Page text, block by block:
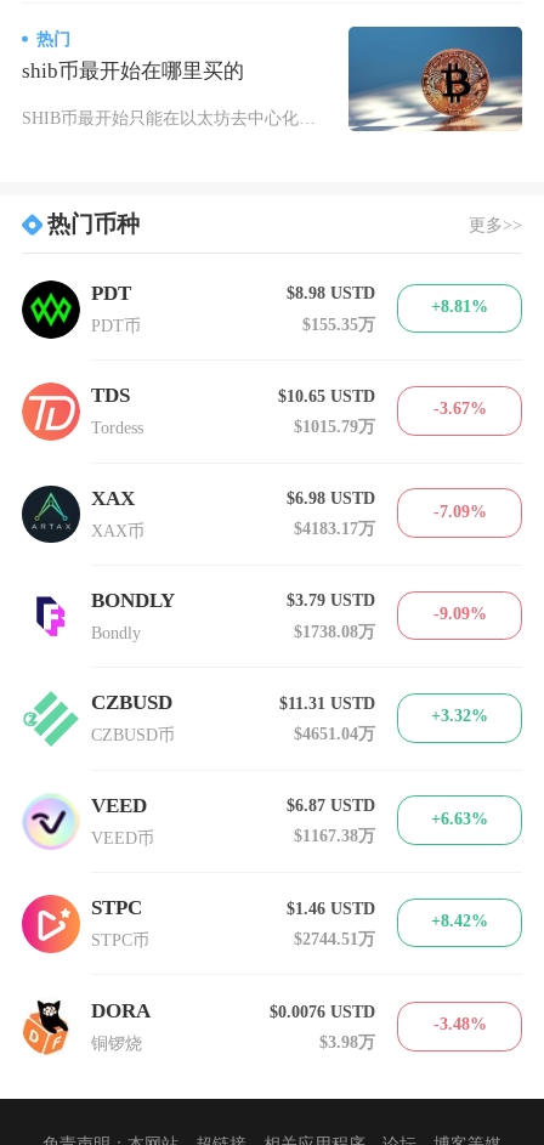
热门
shib币最开始在哪里买的
SHIB币最开始只能在以太坊去中心化交易所Uniswap购买，2020年8月发行时无公募、
热门币种 更多>>
PDT
PDT币
$8.98USTD
$155.35万
+8.81%
TDS
Tordess
$10.65USTD
$1015.79万
-3.67%
XAX
XAX币
$6.98USTD
$4183.17万
-7.09%
BONDLY
Bondly
$3.79USTD
$1738.08万
-9.09%
CZBUSD
CZBUSD币
$11.31USTD
$4651.04万
+3.32%
VEED
VEED币
$6.87USTD
$1167.38万
+6.63%
STPC
STPC币
$1.46USTD
$2744.51万
+8.42%
DORA
铜锣烧
$0.0076USTD
$3.98万
-3.48%